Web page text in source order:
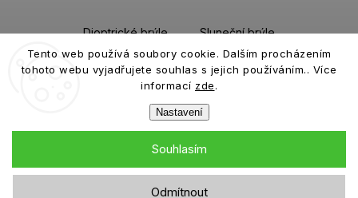
Tento web používá soubory cookie. Dalším procházením
tohoto webu vyjadřujete souhlas s jejich používáním.. Více
informací zde.
Nastavení
Odmítnout
Souhlasím
Dioptrické brýle
Sluneční brýle
Sportovní brýle
Kontaktní čočky
Roztoky a oční kapky
Copyright 2026eiffeloptic.cz. Všechna práva vyhrazena.